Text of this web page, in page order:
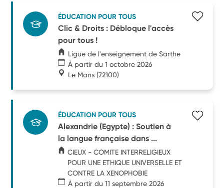
ÉDUCATION POUR TOUS
Clic & Droits : Débloque l'accès
pour tous !
Ligue de l'enseignement de Sarthe
À partir du 1 octobre 2026
Le Mans (72100)
ÉDUCATION POUR TOUS
Alexandrie (Egypte) : Soutien à
la langue française dans ...
CIEUX - COMITE INTERRELIGIEUX
POUR UNE ETHIQUE UNIVERSELLE ET
CONTRE LA XENOPHOBIE
À partir du 11 septembre 2026